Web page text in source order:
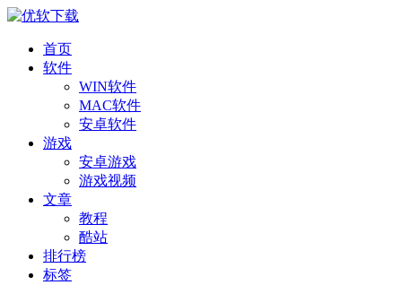
首页
软件
WIN软件
MAC软件
安卓软件
游戏
安卓游戏
游戏视频
文章
教程
酷站
排行榜
标签